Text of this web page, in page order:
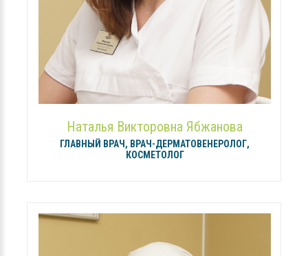
Наталья Викторовна Ябжанова
ГЛАВНЫЙ ВРАЧ, ВРАЧ-ДЕРМАТОВЕНЕРОЛОГ,
КОСМЕТОЛОГ